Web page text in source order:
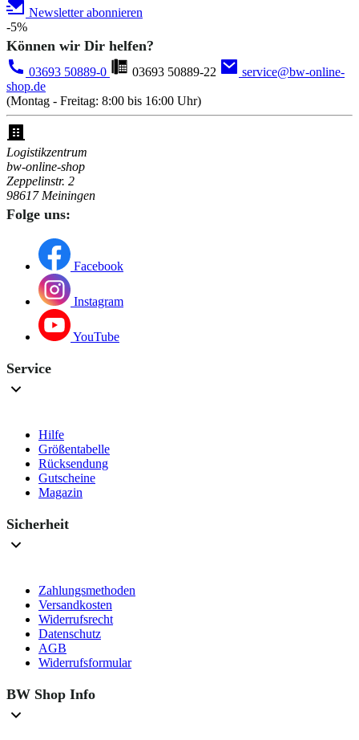
Newsletter abonnieren
-5%
Können wir Dir helfen?
03693 50889-0 03693 50889-22
service@bw-online-
shop.de
(Montag - Freitag: 8:00 bis 16:00 Uhr)
Logistikzentrum
bw-online-shop
Zeppelinstr. 2
98617 Meiningen
Folge uns:
Facebook
Instagram
YouTube
Service
Hilfe
Größentabelle
Rücksendung
Gutscheine
Magazin
Sicherheit
Zahlungsmethoden
Versandkosten
Widerrufsrecht
Datenschutz
AGB
Widerrufsformular
BW Shop Info